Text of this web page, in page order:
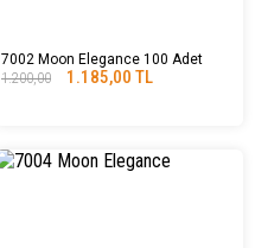
7002 Moon Elegance 100 Adet
1.200,00
1.185,00 TL